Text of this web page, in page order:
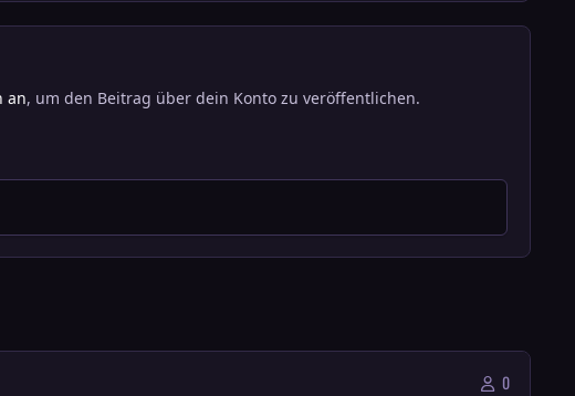
an, um den Beitrag über dein Konto zu veröffentlichen.
0